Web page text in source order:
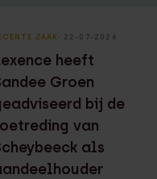
ZAAK ⸱ 22-07-2026
heeft
Groen
bij de
van
als